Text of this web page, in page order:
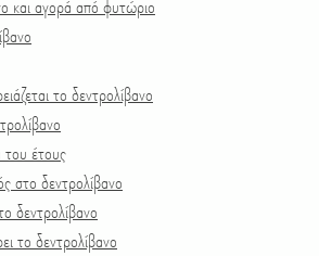
και αγορά από φυτώριο
το δεντρολίβανο
του έτους
στο δεντρολίβανο
δεντρολίβανο
το δεντρολίβανο